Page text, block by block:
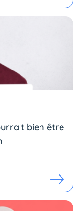
bien être